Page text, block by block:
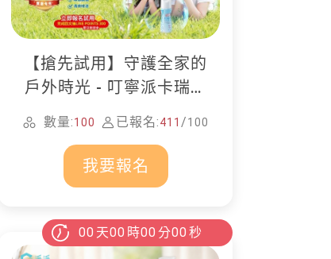
【搶先試用】守護全家的
戶外時光 - 叮寧派卡瑞丁
防蚊液
數量:100 已報名:411 /100
我要報名
00 天00 時00 分00 秒